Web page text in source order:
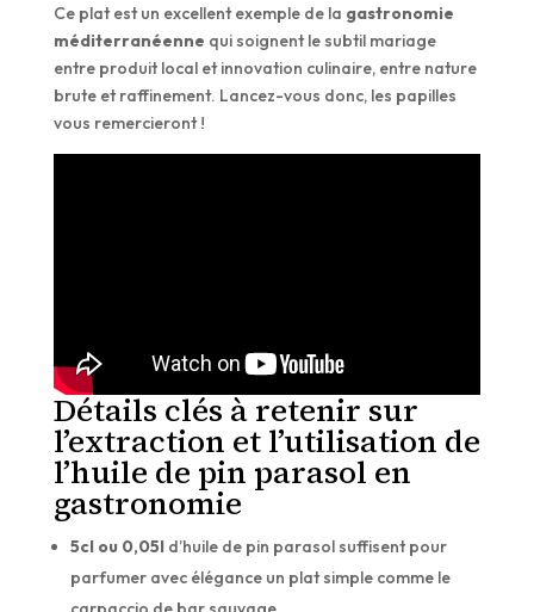
Ce plat est un excellent exemple de la gastronomie
méditerranéenne qui soignent le subtil mariage
entre produit local et innovation culinaire, entre nature
brute et raffinement. Lancez-vous donc, les papilles
vous remercieront !
Détails clés à retenir sur
l’extraction et l’utilisation de
l’huile de pin parasol en
gastronomie
5cl ou 0,05ld’huile de pin parasol suffisent pour
parfumer avec élégance un plat simple comme le